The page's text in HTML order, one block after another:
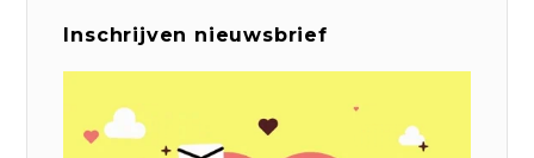
Inschrijven nieuwsbrief